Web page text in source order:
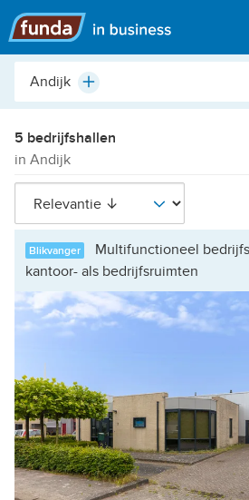
Hoofdmenu
Plaats,
etc.
Plus
5 bedrijfshallen
in Andijk
Blikvanger
Multifunctioneel
kantoor- als bedrijfsruimten